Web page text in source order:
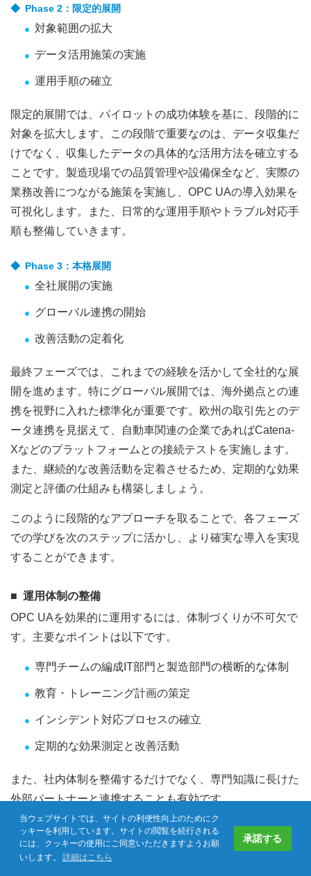
Phase 2：限定的展開
対象範囲の拡大
データ活用施策の実施
運用手順の確立
限定的展開では、パイロットの成功体験を基に、段階的に
対象を拡大します。この段階で重要なのは、データ収集だ
けでなく、収集したデータの具体的な活用方法を確立する
ことです。製造現場での品質管理や設備保全など、実際の
業務改善につながる施策を実施し、OPC UAの導入効果を
可視化します。また、日常的な運用手順やトラブル対応手
順も整備していきます。
Phase 3：本格展開
全社展開の実施
グローバル連携の開始
改善活動の定着化
最終フェーズでは、これまでの経験を活かして全社的な展
開を進めます。特にグローバル展開では、海外拠点との連
携を視野に入れた標準化が重要です。欧州の取引先とのデ
ータ連携を見据えて、自動車関連の企業であればCatena-
Xなどのプラットフォームとの接続テストを実施します。
また、継続的な改善活動を定着させるため、定期的な効果
測定と評価の仕組みも構築しましょう。
このように段階的なアプローチを取ることで、各フェーズ
での学びを次のステップに活かし、より確実な導入を実現
することができます。
運用体制の整備
OPC UAを効果的に運用するには、体制づくりが不可欠で
す。主要なポイントは以下です。
専門チームの編成IT部門と製造部門の横断的な体制
教育・トレーニング計画の策定
インシデント対応プロセスの確立
定期的な効果測定と改善活動
また、社内体制を整備するだけでなく、専門知識に長けた
外部パートナーと連携することも有効です。
よくある質問 お問い合わせ
当ウェブサイトでは、サイトの利便性向上のためにク
ッキーを利用しています。サイトの閲覧を続行される
には、クッキーの使用にご同意いただきますようお願
いします。
詳細はこちら
承諾する